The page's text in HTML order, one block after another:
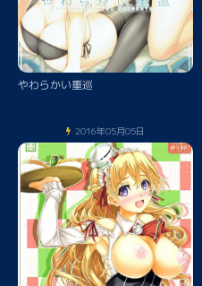
やわらかい重巡
2016年05月05日